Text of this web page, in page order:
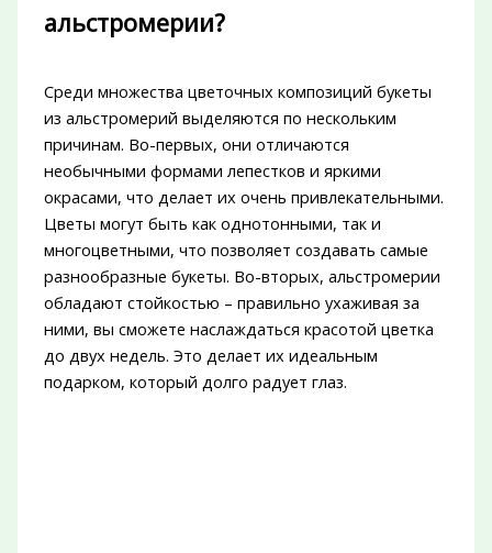
альстромерии?
Среди множества цветочных композиций букеты
из альстромерий выделяются по нескольким
причинам. Во-первых, они отличаются
необычными формами лепестков и яркими
окрасами, что делает их очень привлекательными.
Цветы могут быть как однотонными, так и
многоцветными, что позволяет создавать самые
разнообразные букеты. Во-вторых, альстромерии
обладают стойкостью – правильно ухаживая за
ними, вы сможете наслаждаться красотой цветка
до двух недель. Это делает их идеальным
подарком, который долго радует глаз.